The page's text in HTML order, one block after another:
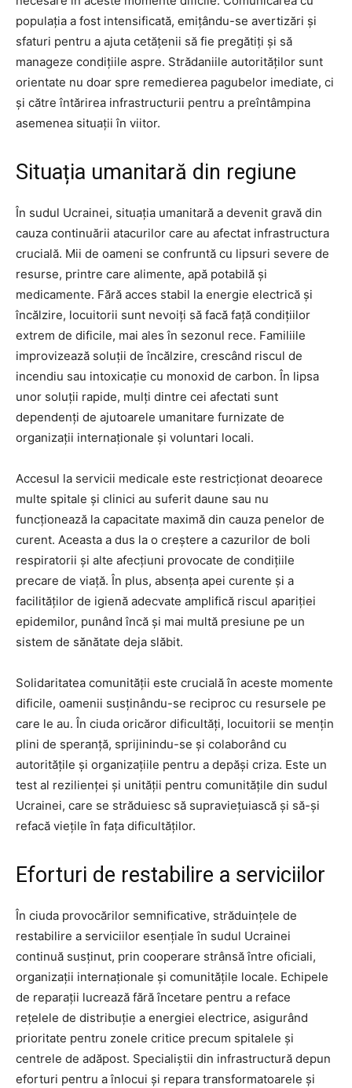
populația a fost intensificată, emițându-se avertizări și
sfaturi pentru a ajuta cetățenii să fie pregătiți și să
manageze condițiile aspre. Strădaniile autorităților sunt
orientate nu doar spre remedierea pagubelor imediate, ci
și către întărirea infrastructurii pentru a preîntâmpina
asemenea situații în viitor.
Situația umanitară din regiune
În sudul Ucrainei, situația umanitară a devenit gravă din
cauza continuării atacurilor care au afectat infrastructura
crucială. Mii de oameni se confruntă cu lipsuri severe de
resurse, printre care alimente, apă potabilă și
medicamente. Fără acces stabil la energie electrică și
încălzire, locuitorii sunt nevoiți să facă față condițiilor
extrem de dificile, mai ales în sezonul rece. Familiile
improvizează soluții de încălzire, crescând riscul de
incendiu sau intoxicație cu monoxid de carbon. În lipsa
unor soluții rapide, mulți dintre cei afectati sunt
dependenți de ajutoarele umanitare furnizate de
organizații internaționale și voluntari locali.
Accesul la servicii medicale este restricționat deoarece
multe spitale și clinici au suferit daune sau nu
funcționează la capacitate maximă din cauza penelor de
curent. Aceasta a dus la o creștere a cazurilor de boli
respiratorii și alte afecțiuni provocate de condițiile
precare de viață. În plus, absența apei curente și a
facilităților de igienă adecvate amplifică riscul apariției
epidemilor, punând încă și mai multă presiune pe un
sistem de sănătate deja slăbit.
Solidaritatea comunității este crucială în aceste momente
dificile, oamenii susținându-se reciproc cu resursele pe
care le au. În ciuda oricăror dificultăți, locuitorii se mențin
plini de speranță, sprijinindu-se și colaborând cu
autoritățile și organizațiile pentru a depăși criza. Este un
test al rezilienței și unității pentru comunitățile din sudul
Ucrainei, care se străduiesc să supraviețuiască și să-și
refacă viețile în fața dificultăților.
Eforturi de restabilire a serviciilor
În ciuda provocărilor semnificative, străduințele de
restabilire a serviciilor esențiale în sudul Ucrainei
continuă susținut, prin cooperare strânsă între oficiali,
organizații internaționale și comunitățile locale. Echipele
de reparații lucrează fără încetare pentru a reface
rețelele de distribuție a energiei electrice, asigurând
prioritate pentru zonele critice precum spitalele și
centrele de adăpost. Specialiștii din infrastructură depun
eforturi pentru a înlocui și repara transformatoarele și